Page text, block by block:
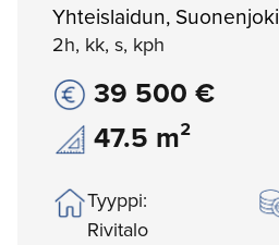
Yhteislaidun, Suonenjoki
2h, kk, s, kph
39 500 €
47.5 m²
Tyyppi:
Rivitalo